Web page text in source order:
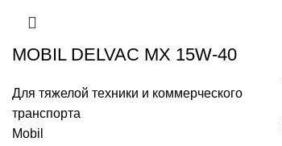
MOBIL DELVAC MX 15W-40
Для тяжелой техники и коммерческого
транспорта
Mobil